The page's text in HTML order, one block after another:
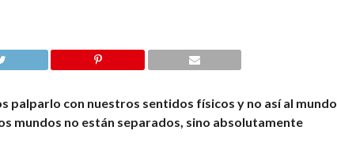
palparlo con nuestros sentidos físicos y no así al mundo
mundos no están separados, sino absolutamente